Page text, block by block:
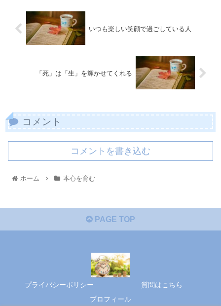
いつも楽しい笑顔で過ごしている人
「死」は「生」を輝かせてくれる
コメント
コメントを書き込む
ホーム 本心を育む
PAGE TOP
プライバシーポリシー
質問はこちら
プロフィール